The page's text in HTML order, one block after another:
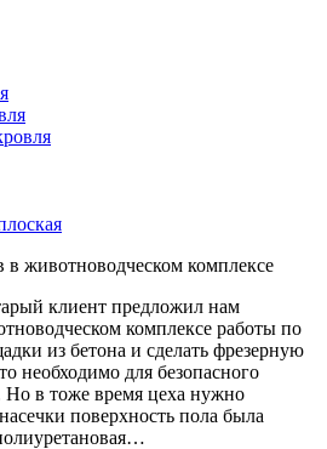
в животноводческом комплексе
клиент предложил нам
комплексе работы по
из бетона и сделать фрезерную
необходимо для безопасного
в тоже время цеха нужно
поверхность пола была